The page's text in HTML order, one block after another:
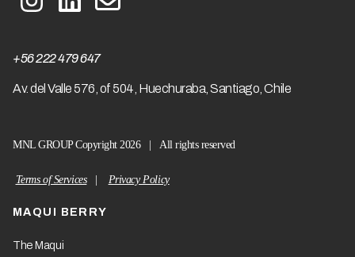
+56 222 479 647
Av. del Valle 576, of 504, Huechuraba, Santiago, Chile
MNL GROUP Copyright 2026 | All rights reserved
Terms of Services| Privacy Policy
MAQUI BERRY
The Maqui